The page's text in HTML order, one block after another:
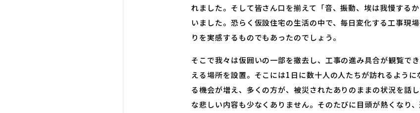
れました。そして皆さん口を揃えて「音、振動、埃は我慢する
いました。恐らく仮設住宅の生活の中で、毎日変化する工事現
りを実感するものでもあったのでしょう。
そこで我々は仮囲いの一部を撤去し、工事の進み具合が観覧で
える場所を設置。そこには1日に数十人の人たちが訪れるよう
る機会が増え、多くの方が、被災されたありのままの状況を話
な悲しい内容も少なくありません。そのたびに目頭が熱くなり